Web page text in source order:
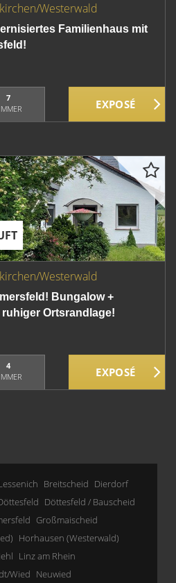
Westerwald
Familienhaus mit
7
Westerwald
Bungalow +
Ortsrandlage!
4
Breitscheid Dierdorf
Döttesfeld / Bauscheid
Großmaischeid
Horhausen (Westerwald)
Linz am Rhein
Wied Neuwied